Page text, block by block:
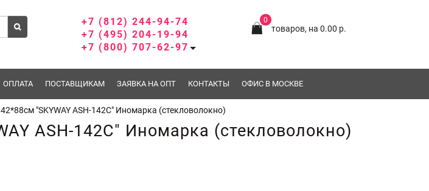
0
товаров, на 0.00 р.
+7 (812) 244-94-74
+7 (495) 204-19-94
+7 (800) 707-62-97
ОПЛАТА ПОСТАВЩИКАМ ЗАЯВКА НА ОПТ КОНТАКТЫ ОФИС В МОСКВЕ
"SKYWAY ASH-142C" Иномарка (стекловолокно)
ASH-142C" Иномарка (стекловолокно)